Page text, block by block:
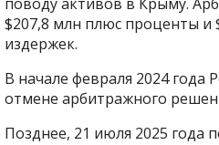
$207,8 млн плюс проценты и
издержек.
В начале февраля 2024 года
отмене арбитражного
Позднее, 21 июля 2025 года